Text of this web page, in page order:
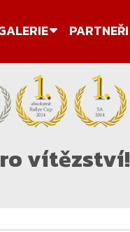
PARTNEŘI
vítězství!